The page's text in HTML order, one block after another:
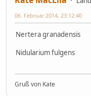
06. Februar 2014, 23:12:40
Nertera granadensis
Nidularium fulgens
Gruß von Kate